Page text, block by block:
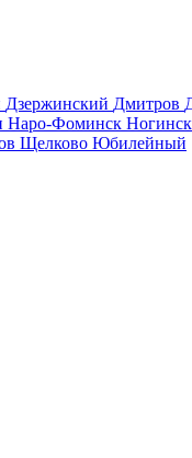
Дзержинский Дмитров
Наро-Фоминск Ногинск
Щелково Юбилейный